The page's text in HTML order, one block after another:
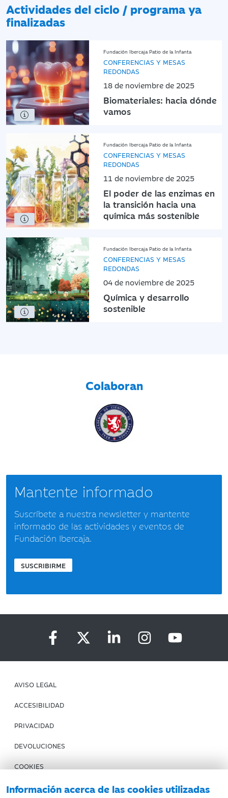
Información acerca de las cookies utilizadas
Actividades del ciclo / programa ya
finalizadas
Fundación Ibercaja Patio de la Infanta
CONFERENCIAS Y MESAS
REDONDAS
18 de noviembre de 2025
Biomateriales: hacia dónde
vamos
Fundación Ibercaja Patio de la Infanta
CONFERENCIAS Y MESAS
REDONDAS
11 de noviembre de 2025
El poder de las enzimas en
la transición hacia una
química más sostenible
Fundación Ibercaja Patio de la Infanta
CONFERENCIAS Y MESAS
REDONDAS
04 de noviembre de 2025
Química y desarrollo
sostenible
Colaboran
Mantente informado
Suscríbete a nuestra newsletter y mantente
informado de las actividades y eventos de
Fundación Ibercaja.
SUSCRIBIRME
AVISO LEGAL
ACCESIBILIDAD
PRIVACIDAD
DEVOLUCIONES
COOKIES
CONDICIONES DE COMPRA